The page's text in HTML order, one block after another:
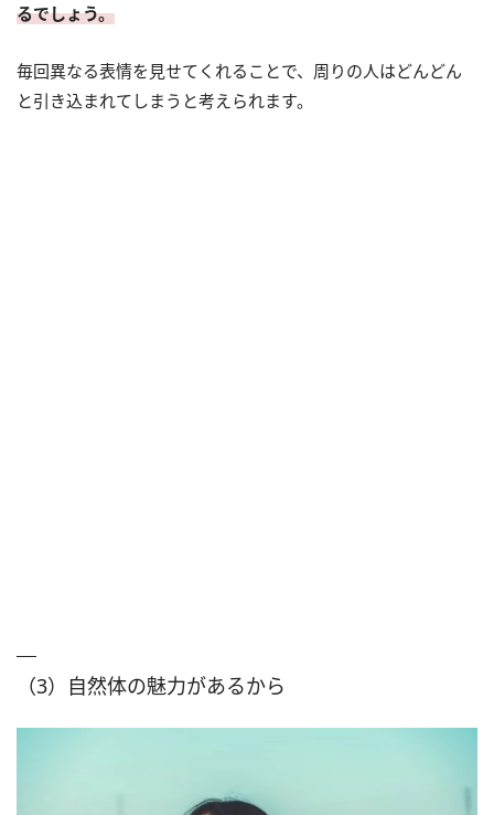
るでしょう。
毎回異なる表情を見せてくれることで、周りの人はどんどん
と引き込まれてしまうと考えられます。
（3）自然体の魅力があるから